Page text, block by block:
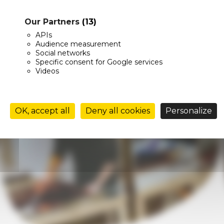
Our Partners (13)
APIs
Audience measurement
Social networks
Specific consent for Google services
Videos
OK, accept all Deny all cookies Personalize
EN